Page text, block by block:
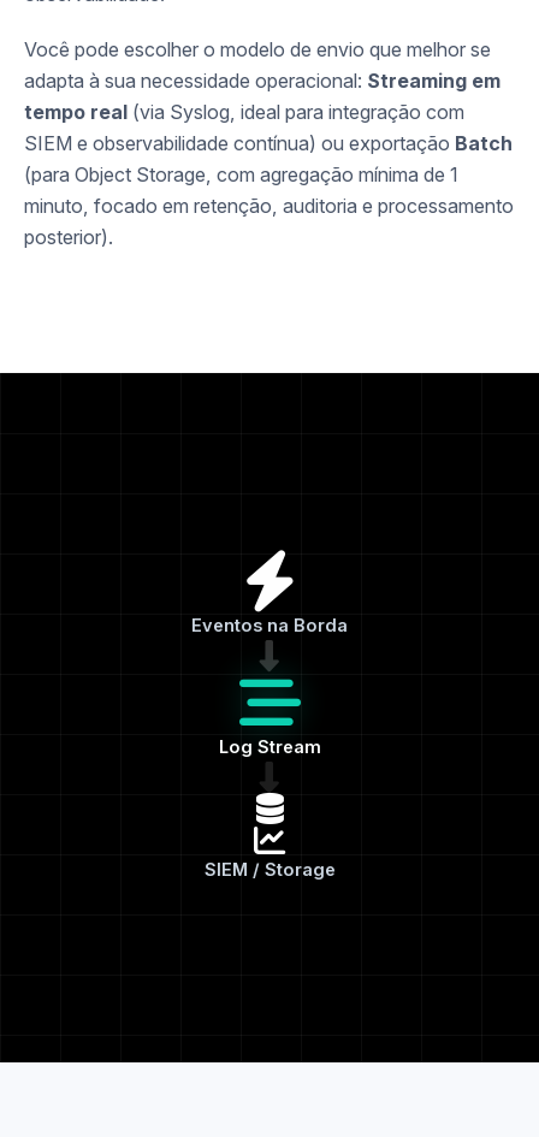
Você pode escolher o modelo de envio que melhor se
adapta à sua necessidade operacional: Streaming em
tempo real (via Syslog, ideal para integração com
SIEM e observabilidade contínua) ou exportação Batch
(para Object Storage, com agregação mínima de 1
minuto, focado em retenção, auditoria e processamento
posterior).
Eventos na Borda
Log Stream
SIEM / Storage